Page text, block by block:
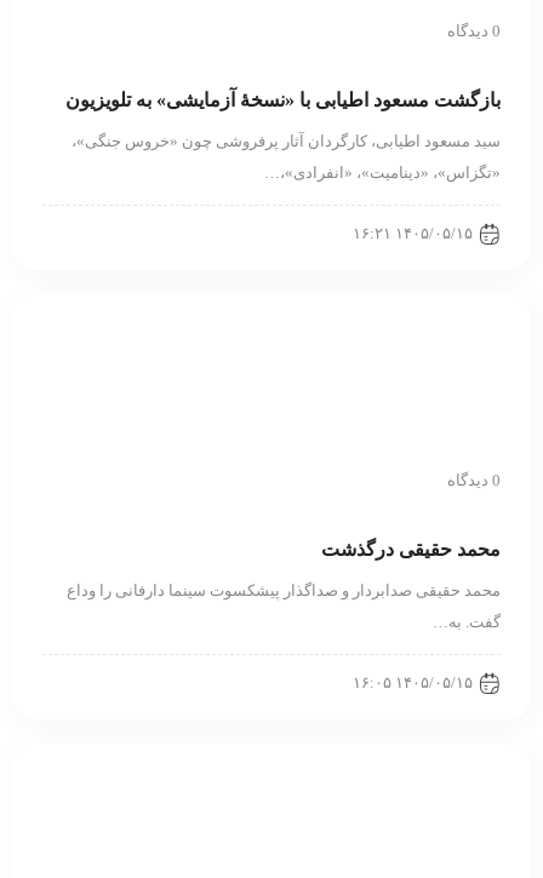
0 دیدگاه
بازگشت مسعود اطیابی با «نسخهٔ آزمایشی» به تلویزیون
سید مسعود اطیابی، کارگردان آثار پرفروشی چون «خروس جنگی»،
«تگزاس»، «دینامیت»، «انفرادی»،…
۱۴۰۵/۰۵/۱۵ ۱۶:۲۱
0 دیدگاه
محمد حقیقی درگذشت
محمد حقیقی صدابردار و صداگذار پیشکسوت سینما دارفانی را وداع
گفت. به…
۱۴۰۵/۰۵/۱۵ ۱۶:۰۵